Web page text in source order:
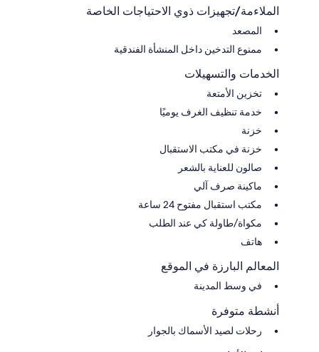
الملاءمة/تجهيزات ذوي الاحتياجات الخاصة
المصعد
ممنوع التدخين داخل المنشأة الفندقية
الخدمات والتسهيلات
تخزين الأمتعة
خدمة تنظيف الغرف يوميًا
خزنة
خزنة في مكتب الاستقبال
صالون للعناية بالشعر
ماكينة صرف آلي
مكتب استقبال مفتوح 24 ساعة
مكواة/طاولة كي عند الطلب
هاتف
المعالم البارزة في الموقع
في وسط المدينة
أنشطة متوفرة
رحلات لصيد الأسماك بالجوار